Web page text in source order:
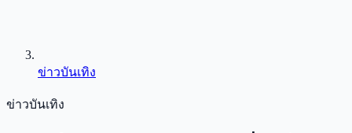
ข่าวบันเทิง
ข่าวบันเทิง